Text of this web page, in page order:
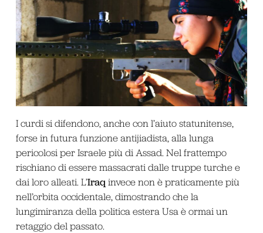
I curdi si difendono, anche con l’aiuto statunitense,
forse in futura funzione antijiadista, alla lunga
pericolosi per Israele più di Assad. Nel frattempo
rischiano di essere massacrati dalle truppe turche e
dai loro alleati. L’Iraq invece non è praticamente più
nell’orbita occidentale, dimostrando che la
lungimiranza della politica estera Usa è ormai un
retaggio del passato.